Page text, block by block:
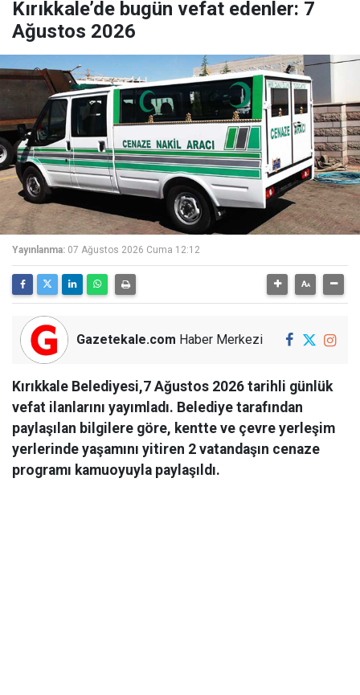
Kırıkkale’de bugün vefat edenler: 7
Ağustos 2026
Yayınlanma: 07 Ağustos 2026 Cuma 12:12
Gazetekale.com Haber Merkezi
Kırıkkale Belediyesi,7 Ağustos 2026 tarihli günlük
vefat ilanlarını yayımladı. Belediye tarafından
paylaşılan bilgilere göre, kentte ve çevre yerleşim
yerlerinde yaşamını yitiren 2 vatandaşın cenaze
programı kamuoyuyla paylaşıldı.